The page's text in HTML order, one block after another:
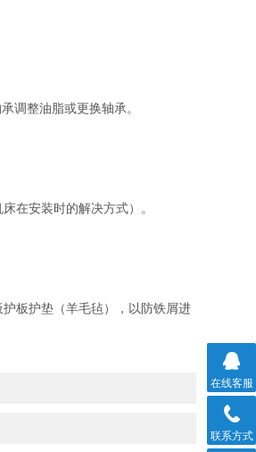
调整油脂或更换轴承。
在安装时的解决方式）。
板护垫（羊毛毡），以防铁屑进
在线客服
联系方式